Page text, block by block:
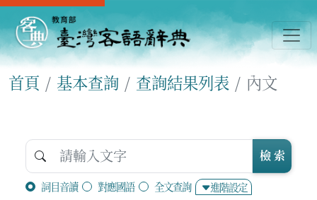
首頁 基本查詢 查詢結果列表 內文
詞目音讀 對應國語 全文查詢 進階設定
檢 索